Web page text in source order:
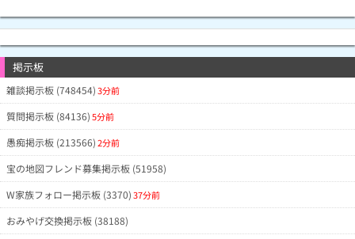
掲示板
雑談掲示板 (748454)3分前
質問掲示板 (84136)5分前
愚痴掲示板 (213566)2分前
宝の地図フレンド募集掲示板 (51958)
W家族フォロー掲示板 (3370)37分前
おみやげ交換掲示板 (38188)